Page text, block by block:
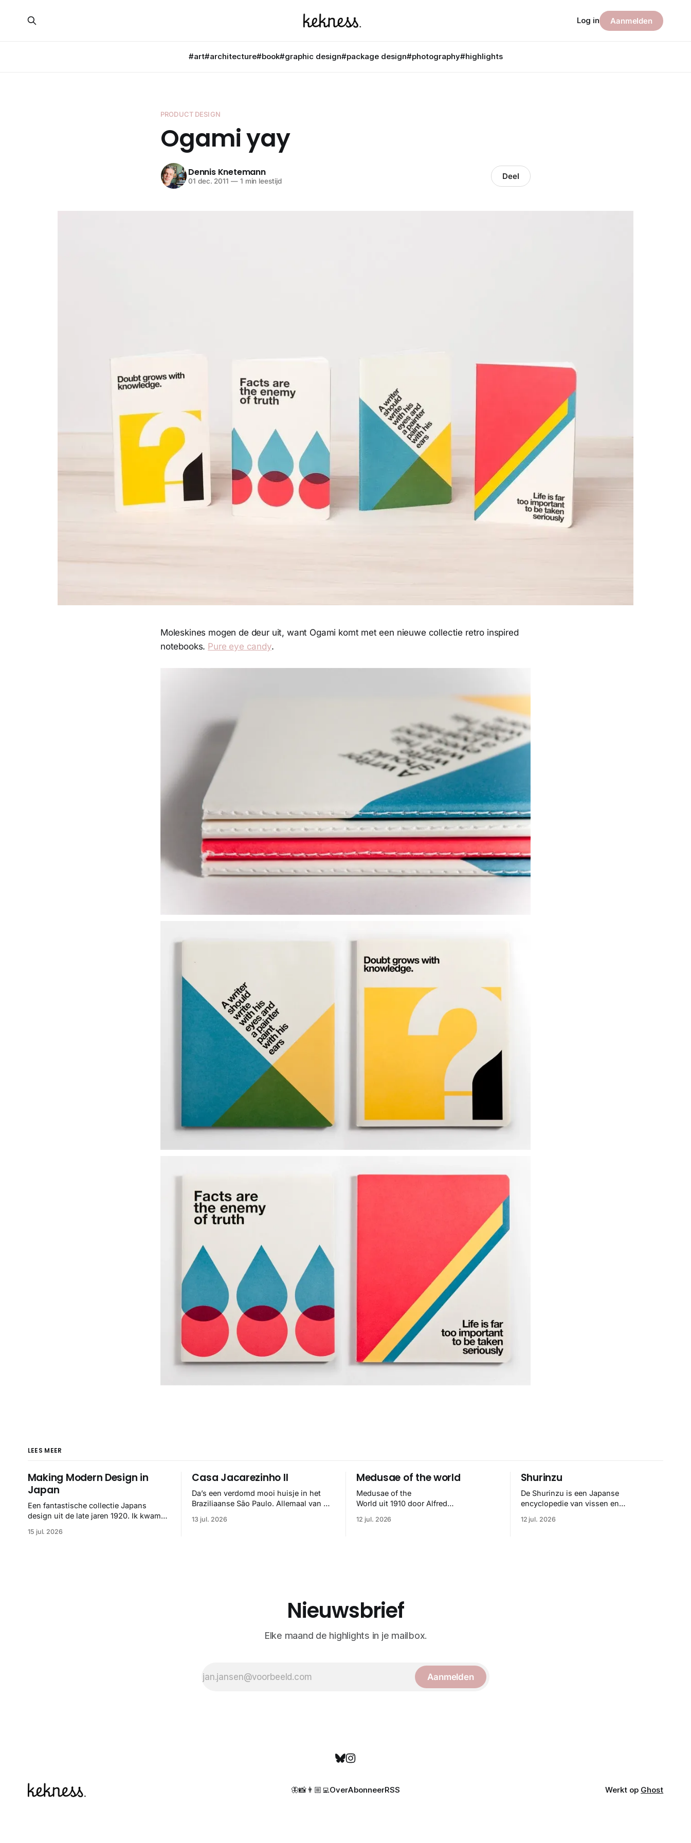
#art#architecture#book#graphic design#package design#photography#highlights
Log in Aanmelden
PRODUCT DESIGN
Ogami yay
Dennis Knetemann
01 dec. 2011 —1 min leestijd Deel
Moleskines mogen de deur uit, want Ogami komt met een nieuwe collectie retro inspired
notebooks. Pure eye candy.
LEES MEER
Making Modern Design in
Japan
Een fantastische collectie Japans
design uit de late jaren 1920. Ik kwam
maar het Letterform Archive heeft het
15 jul. 2026
Casa Jacarezinho II
Da’s een verdomd mooi huisje in het
Braziliaanse São Paulo. Allemaal van de
helemaal 👌🏼
13 jul. 2026
Medusae of the world
Medusae of the
World uit 1910 door Alfred
meesterwerk binnen de mariene
kleurendrukplaten van Mayer zelf.
12 jul. 2026
Shurinzu
De Shurinzu is een Japanse
encyclopedie van vissen en
collectie werd in opdracht van
12 jul. 2026
Nieuwsbrief
Elke maand de highlights in je mailbox.
Aanmelden
🦋📸👨🏼‍💻OverAbonneerRSS Werkt op Ghost